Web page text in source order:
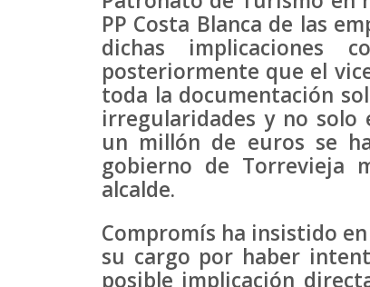
PP Costa Blanca de las
dichas implicaciones
posteriormente que el
toda la documentación
irregularidades y no solo
un millón de euros se
gobierno de Torrevieja
alcalde.
Compromís ha insistido
su cargo por haber
posible implicación